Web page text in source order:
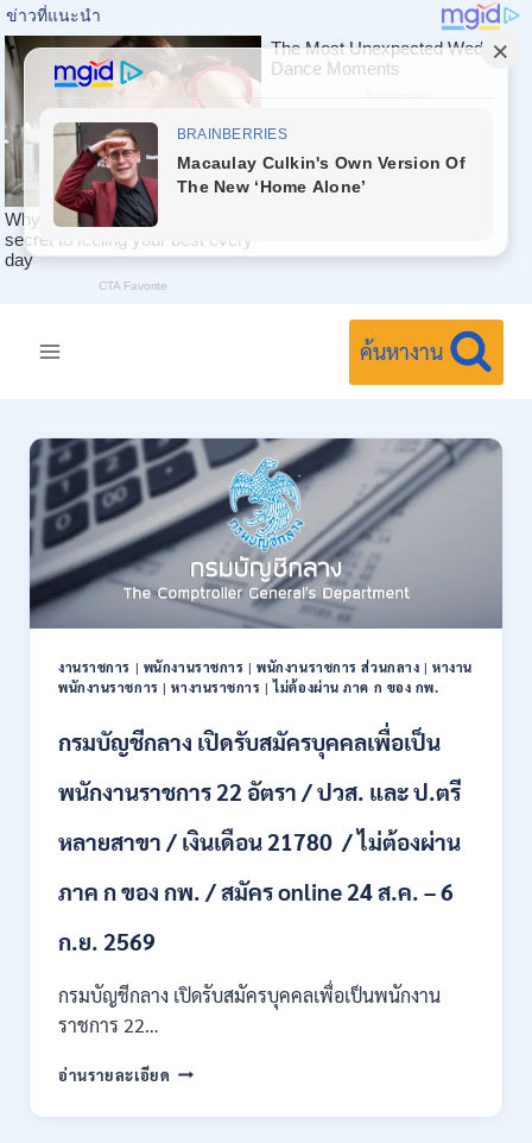
ค้นหางาน
งานราชการ | พนักงานราชการ |พนักงานราชการ ส่วนกลาง |หางาน
พนักงานราชการ |หางานราชการ |ไม่ต้องผ่าน ภาค ก ของ กพ.
กรมบัญชีกลาง เปิดรับสมัครบุคคลเพื่อเป็น
พนักงานราชการ 22 อัตรา / ปวส. และ ป.ตรี
หลายสาขา / เงินเดือน 21780 / ไม่ต้องผ่าน
ภาค ก ของ กพ. / สมัคร online 24 ส.ค. – 6
ก.ย. 2569
กรมบัญชีกลาง เปิดรับสมัครบุคคลเพื่อเป็นพนักงาน
ราชการ 22…
อ่านรายละเอียด กรม
กลาง